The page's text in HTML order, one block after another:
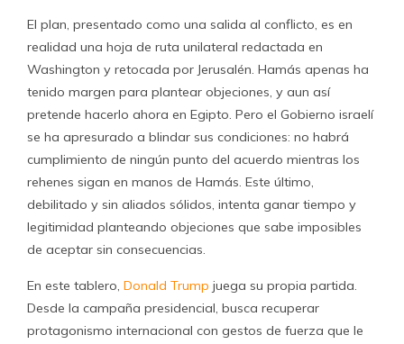
El plan, presentado como una salida al conflicto, es en
realidad una hoja de ruta unilateral redactada en
Washington y retocada por Jerusalén. Hamás apenas ha
tenido margen para plantear objeciones, y aun así
pretende hacerlo ahora en Egipto. Pero el Gobierno israelí
se ha apresurado a blindar sus condiciones: no habrá
cumplimiento de ningún punto del acuerdo mientras los
rehenes sigan en manos de Hamás. Este último,
debilitado y sin aliados sólidos, intenta ganar tiempo y
legitimidad planteando objeciones que sabe imposibles
de aceptar sin consecuencias.
En este tablero, Donald Trump juega su propia partida.
Desde la campaña presidencial, busca recuperar
protagonismo internacional con gestos de fuerza que le